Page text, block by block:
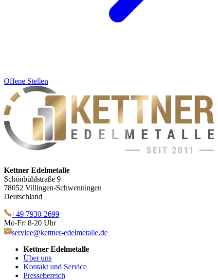
Offene Stellen
Kettner Edelmetalle
Schönbühlstraße 9
78052 Villingen-Schwenningen
Deutschland
+49 7930-2699
Mo-Fr: 8-20 Uhr
service@kettner-edelmetalle.de
Kettner Edelmetalle
Über uns
Kontakt und Service
Pressebereich